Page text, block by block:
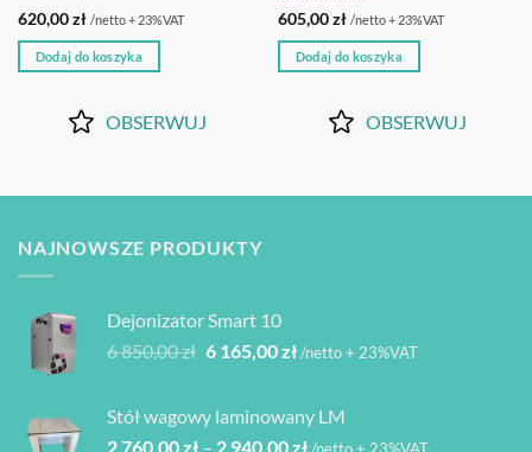
620,00zł /netto + 23%VAT
Dodaj do koszyka
OBSERWUJ
Oceniono5
na 5
605,00zł /netto + 23%VAT
Dodaj do koszyka
OBSERWUJ
NAJNOWSZE PRODUKTY
Dejonizator Smart 10
6 850,00zł Pierwotna
6
6 165,00złAktualna
6
/netto + 23%VAT
Stół wagowy laminowany LM
2 760,00zł – 2 940,00złZakres